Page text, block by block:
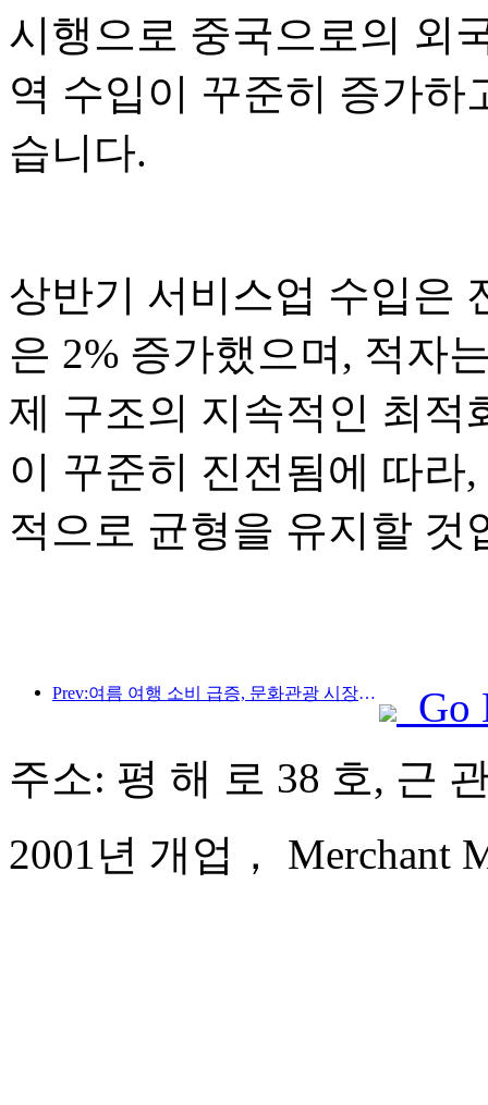
시행으로 중국으로의 외
역 수입이 꾸준히 증가하
습니다.
상반기 서비스업 수입은
은 2% 증가했으며, 적자
제 구조의 지속적인 최적
이 꾸준히 진전됨에 따라
적으로 균형을 유지할 것
Prev:여름 여행 소비 급증, 문화관광 시장 혁신·업그레이드
Go
주소: 평 해 로 38 호, 근
2001년 개업， Merchant